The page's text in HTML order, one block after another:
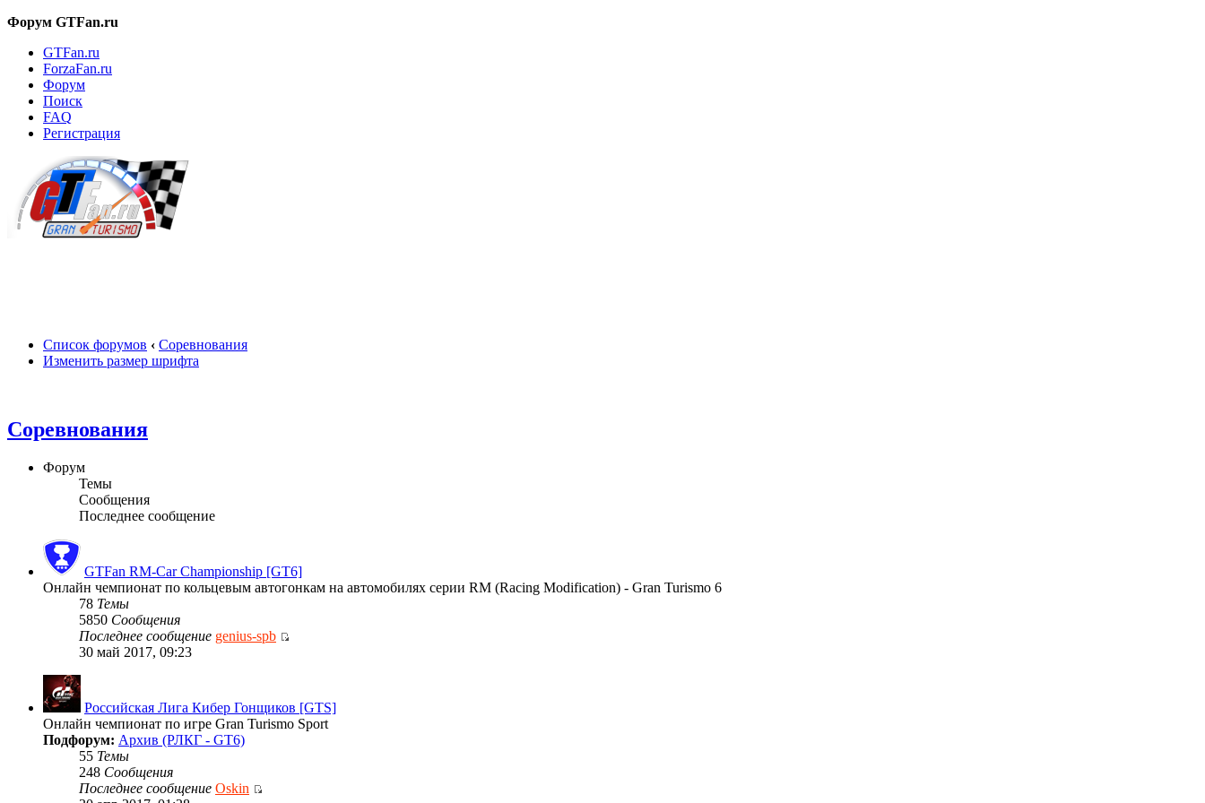
Форум GTFan.ru
GTFan.ru
ForzaFan.ru
Форум
Поиск
FAQ
Регистрация
Список форумов ‹ Соревнования
Изменить размер шрифта
Соревнования
Форум
Темы
Сообщения
Последнее сообщение
GTFan RM-Car Championship [GT6]
Онлайн чемпионат по кольцевым автогонкам на автомобилях серии RM (Racing Modification) - Gran Turismo 6
78 Темы
5850 Сообщения
Последнее сообщение genius-spb
30 май 2017, 09:23
Российская Лига Кибер Гонщиков [GTS]
Онлайн чемпионат по игре Gran Turismo Sport
Подфорум: Архив (РЛКГ - GT6)
55 Темы
248 Сообщения
Последнее сообщение Oskin